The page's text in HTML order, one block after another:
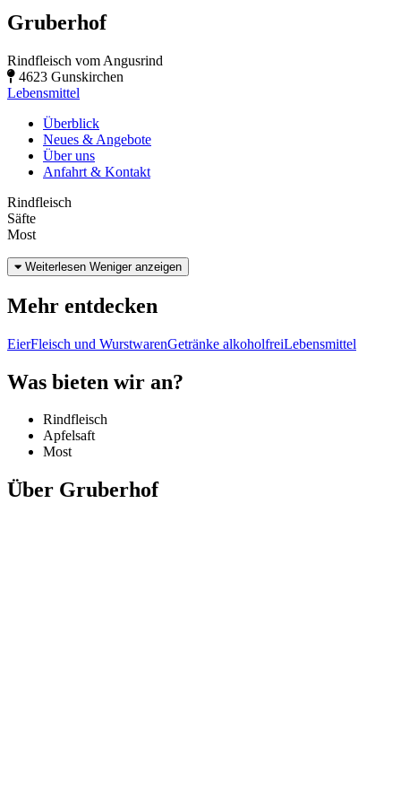
Gruberhof
Rindfleisch vom Angusrind
4623 Gunskirchen
Lebensmittel
Überblick
Neues & Angebote
Über uns
Anfahrt & Kontakt
Rindfleisch
Säfte
Most
Weiterlesen Weniger anzeigen
Mehr entdecken
EierFleisch und WurstwarenGetränke alkoholfreiLebensmittel
Was bieten wir an?
Rindfleisch
Apfelsaft
Most
Über Gruberhof